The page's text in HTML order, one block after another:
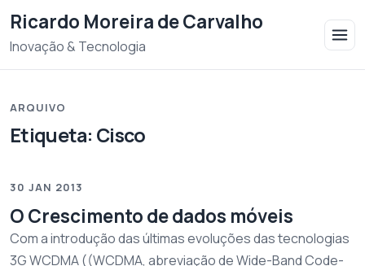
Ricardo Moreira de Carvalho
Inovação & Tecnologia
ARQUIVO
Etiqueta: Cisco
30 JAN 2013
O Crescimento de dados móveis
Com a introdução das últimas evoluções das tecnologias
3G WCDMA ((WCDMA, abreviação de Wide-Band Code-